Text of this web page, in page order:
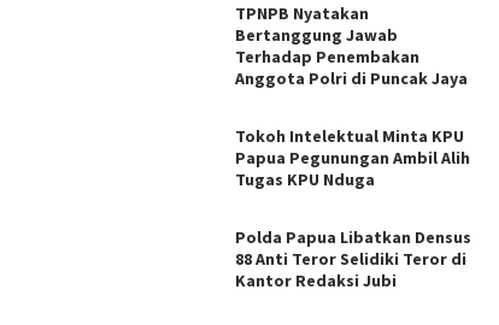
TPNPB Nyatakan
Bertanggung Jawab
Terhadap Penembakan
Anggota Polri di Puncak Jaya
Tokoh Intelektual Minta KPU
Papua Pegunungan Ambil Alih
Tugas KPU Nduga
Polda Papua Libatkan Densus
88 Anti Teror Selidiki Teror di
Kantor Redaksi Jubi